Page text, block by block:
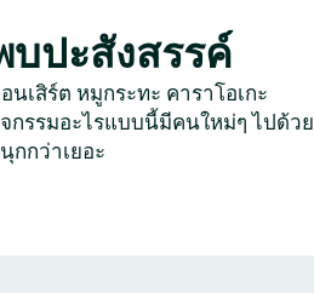
บปะสังสรรค์
นเสิร์ต หมูกระทะ คาราโอเกะ
กรรมอะไรแบบนี้มีคนใหม่ๆ ไปด้วย
กกว่าเยอะ